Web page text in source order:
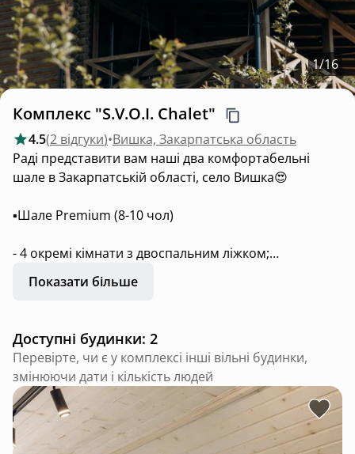
1/16
Комплекс "S.V.O.I. Chalet"
4.5(2 відгуки)•Вишка, Закарпатська область
Раді представити вам наші два комфортабельні
шале в Закарпатській області, село Вишка😍
▪️Шале Premium (8-10 чол)
- 4 окремі кімнати з двоспальним ліжком;
- два санвузли;
- великий хол з диваном
- велика тераса з гойдалкою на першому поверсі.
В будинку наявна: кавомашина, холодильник,
посудомийка, мікрохвильова та електроплита, тепла
підлога по всьому будинку та на терасі, камін.
▪️Шале Comfort (4-8чол)
Показати більше
Доступні будинки: 2
Перевірте, чи є у комплексі інші вільні будинки,
змінюючи дати і кількість людей